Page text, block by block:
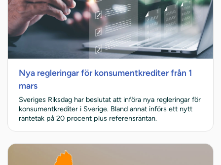
Nya regleringar för konsumentkrediter från 1
mars
Sveriges Riksdag har beslutat att införa nya regleringar för
konsumentkrediter i Sverige. Bland annat införs ett nytt
räntetak på 20 procent plus referensräntan.